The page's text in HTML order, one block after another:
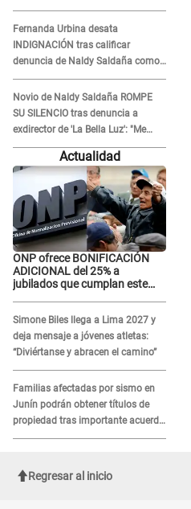
Fernanda Urbina desata
INDIGNACIÓN tras calificar
denuncia de Naldy Saldaña como
'acto bochornoso': "No es justo
atacar a otra mujer"
Novio de Naldy Saldaña ROMPE
SU SILENCIO tras denuncia a
exdirector de 'La Bella Luz': "Me
basta con que ella esté bien"
Actualidad
ONP ofrece BONIFICACIÓN
ADICIONAL del 25% a
jubilados que cumplan este
Simone Biles llega a Lima 2027 y
deja mensaje a jóvenes atletas:
“Diviértanse y abracen el camino”
Familias afectadas por sismo en
Junín podrán obtener títulos de
propiedad tras importante acuerdo
de Cofopri
Regresar al inicio